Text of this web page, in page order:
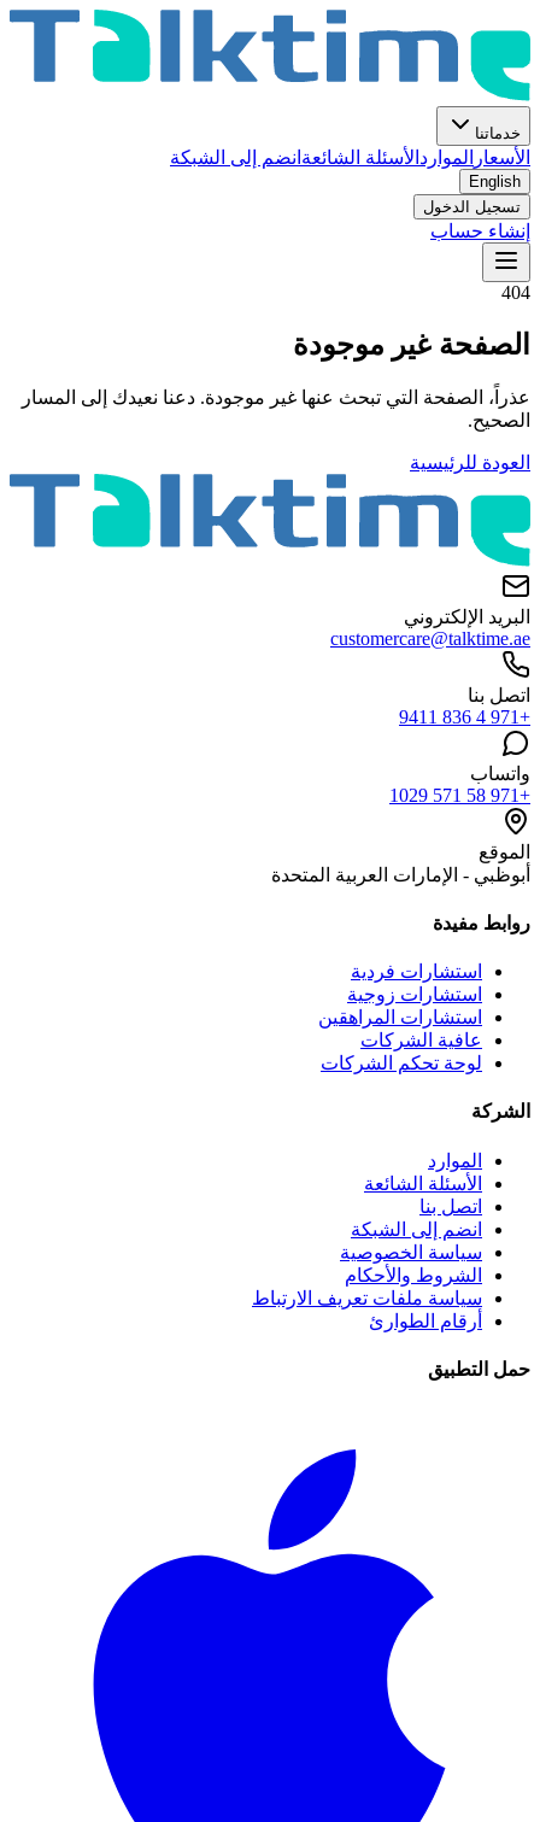
خدماتنا
الأسعار الموارد الأسئلة الشائعة انضم إلى الشبكة
English
تسجيل الدخول
إنشاء حساب
404
الصفحة غير موجودة
عذراً، الصفحة التي تبحث عنها غير موجودة. دعنا نعيدك إلى المسار
الصحيح.
العودة للرئيسية
البريد الإلكتروني
customercare@talktime.ae
اتصل بنا
+971 4 836 9411
واتساب
+971 58 571 1029
الموقع
أبوظبي - الإمارات العربية المتحدة
روابط مفيدة
استشارات فردية
استشارات زوجية
استشارات المراهقين
عافية الشركات
لوحة تحكم الشركات
الشركة
الموارد
الأسئلة الشائعة
اتصل بنا
انضم إلى الشبكة
سياسة الخصوصية
الشروط والأحكام
سياسة ملفات تعريف الارتباط
أرقام الطوارئ
حمل التطبيق